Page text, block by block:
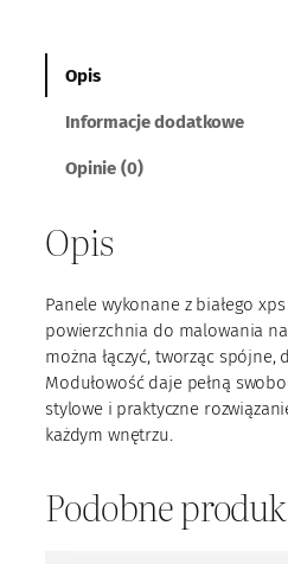
a
P
S
5
Opis
Informacje dodatkowe
Opinie (0)
Opis
Panele wykonane z białego
powierzchnia do malowania
można łączyć, tworząc spójne,
Modułowość daje pełną
stylowe i praktyczne
każdym wnętrzu.
Podobne